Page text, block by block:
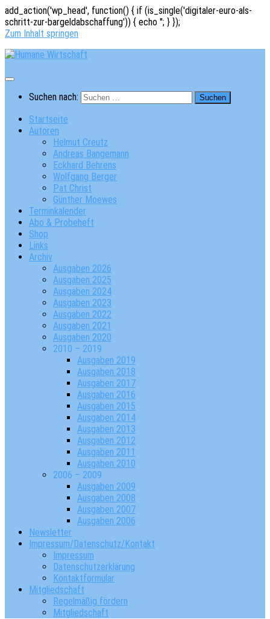
add_action('wp_head', function() { if (is_single('digitaler-euro-als-
schritt-zur-bargeldabschaffung')) { echo ''; } });
Zum Inhalt springen
Suchen nach:
Startseite
Autoren
Helmut Creutz
Andreas Bangemann
Eckhard Behrens
Wolfgang Berger
Pat Christ
Günther Moewes
Terminkalender
Abo & Probeheft
Shop
Links
Archiv
Ausgaben 2026
Ausgaben 2025
Ausgaben 2024
Ausgaben 2023
Ausgaben 2022
Ausgaben 2021
Ausgaben 2020
2010 – 2019
Ausgaben 2019
Ausgaben 2018
Ausgaben 2017
Ausgaben 2016
Ausgaben 2015
Ausgaben 2014
Ausgaben 2013
Ausgaben 2012
Ausgaben 2011
Ausgaben 2010
2006 – 2009
Ausgaben 2009
Ausgaben 2008
Ausgaben 2007
Ausgaben 2006
Newsletter
Impressum/Datenschutz/Kontakt
Impressum
Datenschutzerklärung
Kontaktformular
Mitgliedschaft
Regelmäßig fördern
Mitgliedschaft